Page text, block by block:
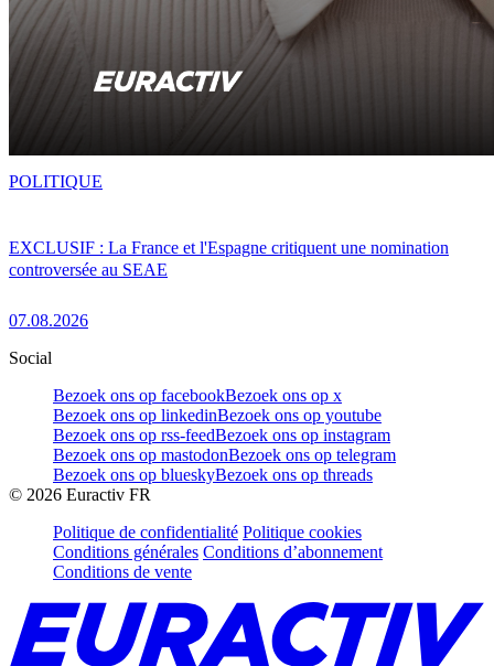
EXCLUSIF : La France et l'Espagne critiquent une nomination
controversée au SEAE
07.08.2026
POLITIQUE
Social
Bezoek ons op facebookBezoek ons op x
Bezoek ons op linkedinBezoek ons op youtube
Bezoek ons op rss-feedBezoek ons op instagram
Bezoek ons op mastodonBezoek ons op telegram
Bezoek ons op blueskyBezoek ons op threads
© 2026 Euractiv FR
Politique de confidentialité Politique cookies
Conditions générales Conditions d’abonnement
Conditions de vente